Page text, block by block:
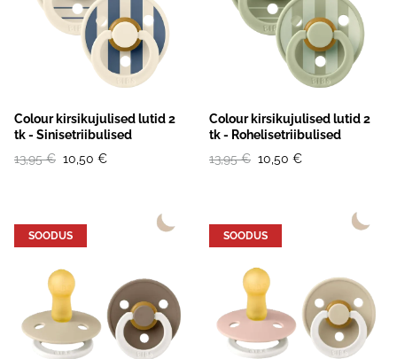
Colour kirsikujulised lutid 2
tk - Sinisetriibulised
13,95 € 10,50 €
Colour kirsikujulised lutid 2
tk - Rohelisetriibulised
13,95 € 10,50 €
SOODUS SOODUS